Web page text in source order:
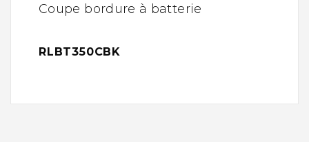
Coupe bordure à batterie
RLBT350CBK